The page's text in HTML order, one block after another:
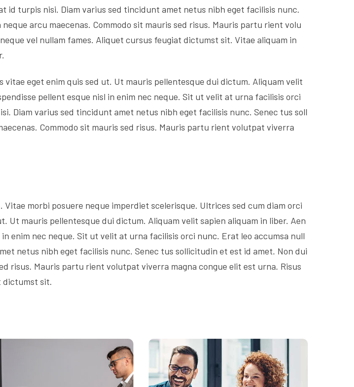
id turpis nisi. Diam varius sed tincidunt amet netus nibh eget facilisis nunc.
arcu maecenas. Commodo sit mauris sed risus. Mauris partu rient volu
vel nullam fames. Aliquet cursus feugiat dictumst sit. Vitae aliquam in
eget enim quis sed ut. Ut mauris pellentesque dui dictum. Aliquam velit
pellent esque nisl in enim nec neque. Sit ut velit at urna facilisis orci
Diam varius sed tincidunt amet netus nibh eget facilisis nunc. Senec tus soll
Commodo sit mauris sed risus. Mauris partu rient volutpat viverra
morbi posuere neque imperdiet scelerisque. Ultrices sed cum diam orci
Ut mauris pellentesque dui dictum. Aliquam velit sapien aliquam in liber. Aen
enim nec neque. Sit ut velit at urna facilisis orci nunc. Erat leo accumsa null
netus nibh eget facilisis nunc. Senec tus sollicitudin et est id amet. Non dui
risus. Mauris partu rient volutpat viverra magna congue elit est urna. Risus
dictumst sit.